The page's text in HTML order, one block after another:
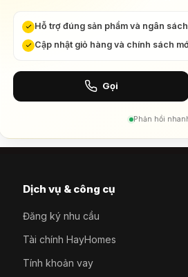
Hỗ trợ đúng sản phẩm và ngân sách
Cập nhật giỏ hàng và chính sách
Gọi
Phản hồi
Dịch vụ & công cụ
Đăng ký nhu cầu
Tài chính HayHomes
Tính khoản vay